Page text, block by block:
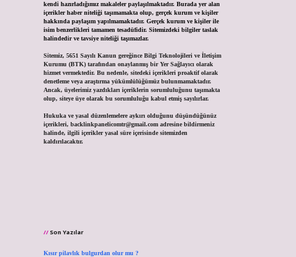
kendi hazırladığımız makaleler paylaşılmaktadır. Burada yer alan
içerikler haber niteliği taşımamakta olup, gerçek kurum ve kişiler
hakkında paylaşım yapılmamaktadır. Gerçek kurum ve kişiler ile
isim benzerlikleri tamamen tesadüfidir. Sitemizdeki bilgiler taslak
halindedir ve tavsiye niteliği taşımazlar.
Sitemiz, 5651 Sayılı Kanun gereğince Bilgi Teknolojileri ve İletişim
Kurumu (BTK) tarafından onaylanmış bir Yer Sağlayıcı olarak
hizmet vermektedir. Bu nedenle, sitedeki içerikleri proaktif olarak
denetleme veya araştırma yükümlülüğümüz bulunmamaktadır.
Ancak, üyelerimiz yazdıkları içeriklerin sorumluluğunu taşımakta
olup, siteye üye olarak bu sorumluluğu kabul etmiş sayılırlar.
Hukuka ve yasal düzenlemelere aykırı olduğunu düşündüğünüz
içerikleri, backlinkpanelicomtr@gmail.comadresine bildirmeniz
halinde, ilgili içerikler yasal süre içerisinde sitemizden
kaldırılacaktır.
Son Yazılar
Kısır pilavlık bulgurdan olur mu ?